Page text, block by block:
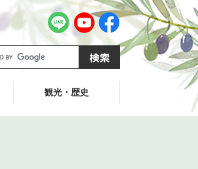
観光・歴史